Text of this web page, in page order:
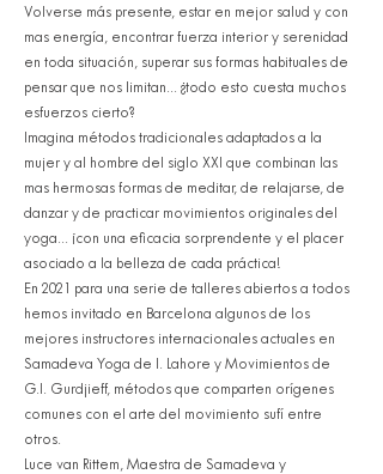
Volverse más presente, estar en mejor salud y con
mas energía, encontrar fuerza interior y serenidad
en toda situación, superar sus formas habituales de
pensar que nos limitan... ¿todo esto cuesta muchos
esfuerzos cierto?
Imagina métodos tradicionales adaptados a la
mujer y al hombre del siglo XXI que combinan las
mas hermosas formas de meditar, de relajarse, de
danzar y de practicar movimientos originales del
yoga... ¡con una eficacia sorprendente y el placer
asociado a la belleza de cada práctica!
En 2021 para una serie de talleres abiertos a todos
hemos invitado en Barcelona algunos de los
mejores instructores internacionales actuales en
Samadeva Yoga de I. Lahore y Movimientos de
G.I. Gurdjieff, métodos que comparten orígenes
comunes con el arte del movimiento sufí entre
otros.
Luce van Rittem, Maestra de Samadeva y